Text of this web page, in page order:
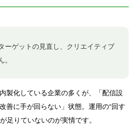
ーゲットの見直し、クリエイティブ
製化している企業の多くが、「配信設
善に手が回らない」状態。運用の“回す
足りていないのが実情です。